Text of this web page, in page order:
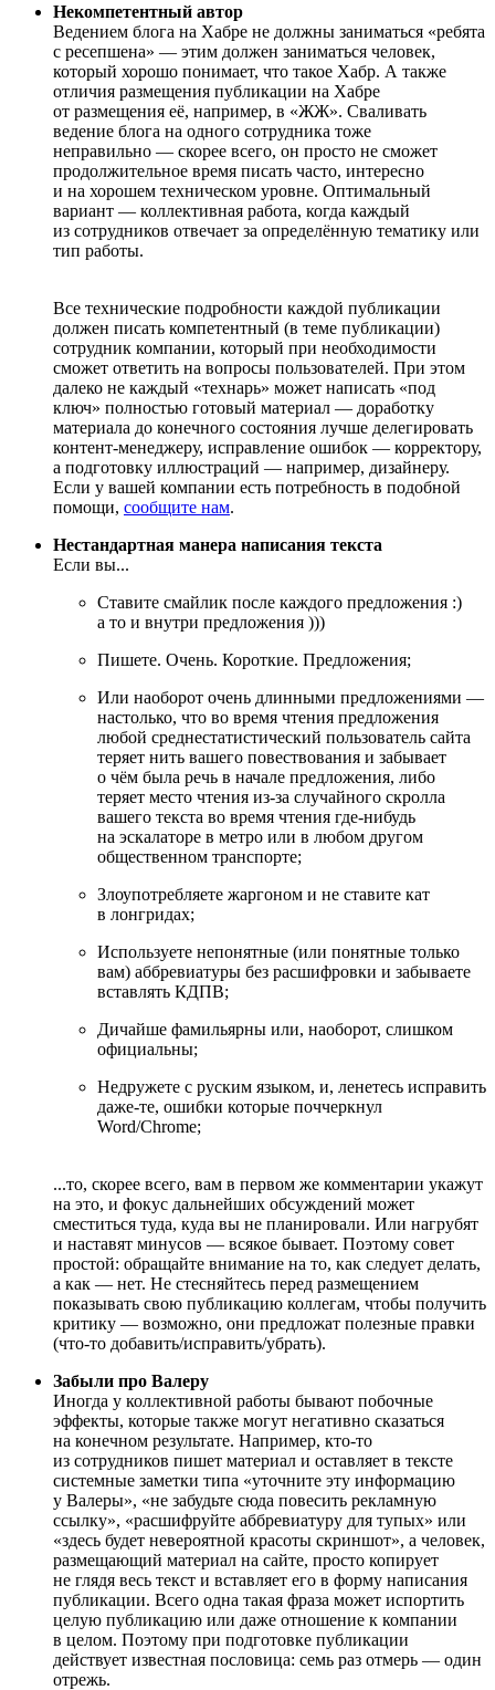
Некомпетентный автор
Ведением блога на Хабре не должны заниматься «ребята
с ресепшена» — этим должен заниматься человек,
который хорошо понимает, что такое Хабр. А также
отличия размещения публикации на Хабре
от размещения её, например, в «ЖЖ». Сваливать
ведение блога на одного сотрудника тоже
неправильно — скорее всего, он просто не сможет
продолжительное время писать часто, интересно
и на хорошем техническом уровне. Оптимальный
вариант — коллективная работа, когда каждый
из сотрудников отвечает за определённую тематику или
тип работы.
Все технические подробности каждой публикации
должен писать компетентный (в теме публикации)
сотрудник компании, который при необходимости
сможет ответить на вопросы пользователей. При этом
далеко не каждый «технарь» может написать «под
ключ» полностью готовый материал — доработку
материала до конечного состояния лучше делегировать
контент-менеджеру, исправление ошибок — корректору,
а подготовку иллюстраций — например, дизайнеру.
Если у вашей компании есть потребность в подобной
помощи, сообщите нам.
Нестандартная манера написания текста
Если вы...
Ставите смайлик после каждого предложения :)
а то и внутри предложения )))
Пишете. Очень. Короткие. Предложения;
Или наоборот очень длинными предложениями —
настолько, что во время чтения предложения
любой среднестатистический пользователь сайта
теряет нить вашего повествования и забывает
о чём была речь в начале предложения, либо
теряет место чтения из-за случайного скролла
вашего текста во время чтения где-нибудь
на эскалаторе в метро или в любом другом
общественном транспорте;
Злоупотребляете жаргоном и не ставите кат
в лонгридах;
Используете непонятные (или понятные только
вам) аббревиатуры без расшифровки и забываете
вставлять КДПВ;
Дичайше фамильярны или, наоборот, слишком
официальны;
Недружете с руским языком, и, ленетесь исправить
даже-те, ошибки которые поччеркнул
Word/Chrome;
...то, скорее всего, вам в первом же комментарии укажут
на это, и фокус дальнейших обсуждений может
сместиться туда, куда вы не планировали. Или нагрубят
и наставят минусов — всякое бывает. Поэтому совет
простой: обращайте внимание на то, как следует делать,
а как — нет. Не стесняйтесь перед размещением
показывать свою публикацию коллегам, чтобы получить
критику — возможно, они предложат полезные правки
(что-то добавить/исправить/убрать).
Забыли про Валеру
Иногда у коллективной работы бывают побочные
эффекты, которые также могут негативно сказаться
на конечном результате. Например, кто-то
из сотрудников пишет материал и оставляет в тексте
системные заметки типа «уточните эту информацию
у Валеры», «не забудьте сюда повесить рекламную
ссылку», «расшифруйте аббревиатуру для тупых» или
«здесь будет невероятной красоты скриншот», а человек,
размещающий материал на сайте, просто копирует
не глядя весь текст и вставляет его в форму написания
публикации. Всего одна такая фраза может испортить
целую публикацию или даже отношение к компании
в целом. Поэтому при подготовке публикации
действует известная пословица: семь раз отмерь — один
отрежь.